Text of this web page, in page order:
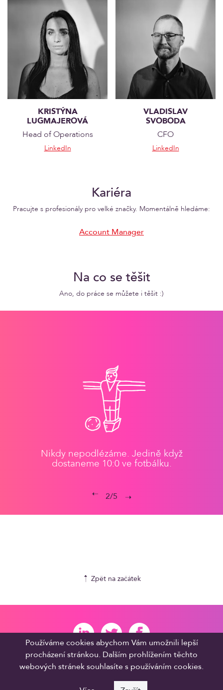
KRISTÝNA
LUGMAJEROVÁ
Head of Operations
LinkedIn
VLADISLAV
SVOBODA
CFO
LinkedIn
Kariéra
Pracujte s profesionály pro velké značky. Momentálně hledáme:
Account Manager
Na co se těšit
Ano, do práce se můžete i těšit :)
Nikdy nepodlézáme. Jedině když
dostaneme 10:0 ve fotbálku.
2/5
Zpět na začátek
© Proximity Prague 2020. Všechna práva vyhrazena.
Používáme cookies abychom Vám umožnili lepší
procházení stránkou. Dalším prohlížením těchto
webových stránek souhlasíte s používáním cookies.